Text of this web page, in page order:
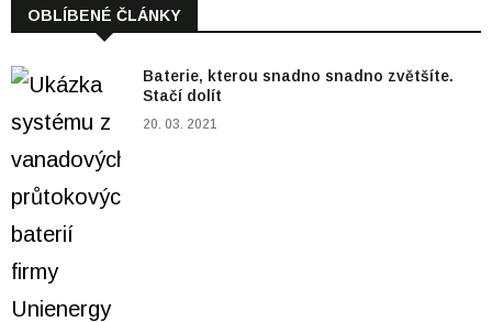
OBLÍBENÉ ČLÁNKY
Baterie, kterou snadno snadno zvětšíte.
Stačí dolít
20. 03. 2021